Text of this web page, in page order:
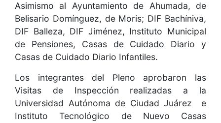
Asimismo al Ayuntamiento de Ahumada, de
Belisario Domínguez, de Morís; DIF Bachíniva,
DIF Balleza, DIF Jiménez, Instituto Municipal
de Pensiones, Casas de Cuidado Diario y
Casas de Cuidado Diario Infantiles.
Los integrantes del Pleno aprobaron las
Visitas de Inspección realizadas a la
Universidad Autónoma de Ciudad Juárez e
Instituto Tecnológico de Nuevo Casas